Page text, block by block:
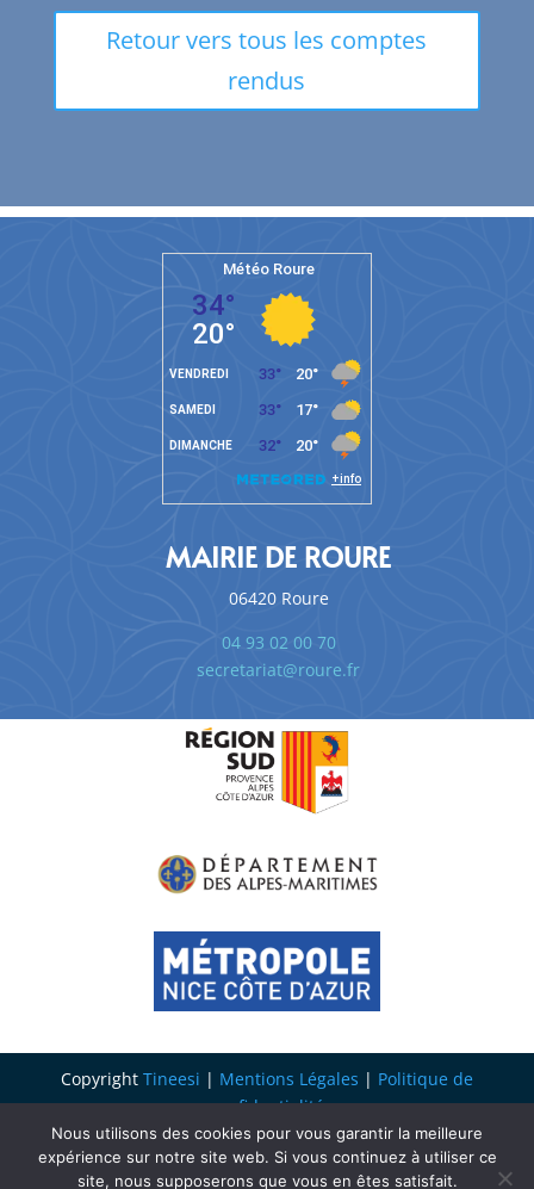
Retour vers tous les comptes
rendus
MAIRIE DE ROURE
06420 Roure
04 93 02 00 70
secretariat@roure.fr
Copyright Tineesi | Mentions Légales | Politique de
confidentialité
Nous utilisons des cookies pour vous garantir la meilleure
expérience sur notre site web. Si vous continuez à utiliser ce
site, nous supposerons que vous en êtes satisfait.